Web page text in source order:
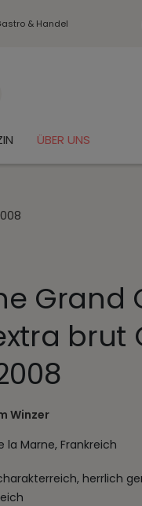
& Handel
ÜBER UNS
Grand
brut
Winzer
Marne, Frankreich
herrlich